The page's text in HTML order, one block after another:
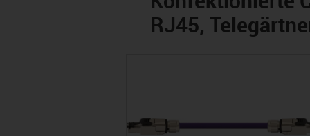
RJ45,